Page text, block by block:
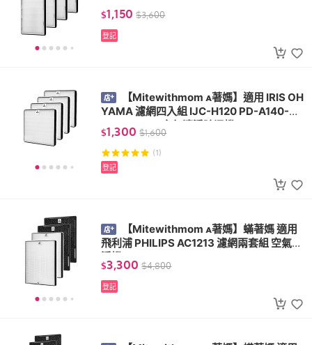
$1,150 $3,600
登記
【Mitewithmom 著媽】適用 IRIS OH
YAMA 濾網四入組 IJC-H120 PD-A140-W I
JC-H120HF 空氣清淨除濕機
$1,300 $1,600
(1)
登記
【Mitewithmom 著媽】蟎著媽 適用
飛利浦 PHILIPS AC1213 濾網兩套組 空氣清
淨機 FY1410 FY1413
$3,300 $4,800
登記